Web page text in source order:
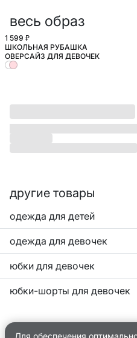
весь образ
ШКОЛА
1 599 ₽
ШКОЛЬНАЯ РУБАШКА
ОВЕРСАЙЗ ДЛЯ ДЕВОЧЕК
другие товары
одежда для детей
одежда для девочек
юбки для девочек
юбки-шорты для девочек
Для обеспечения